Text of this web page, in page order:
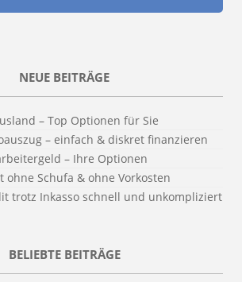
NEUE BEITRÄGE
– Top Optionen für Sie
– einfach & diskret finanzieren
– Ihre Optionen
ohne Schufa & ohne Vorkosten
trotz Inkasso schnell und unkompliziert
BELIEBTE BEITRÄGE